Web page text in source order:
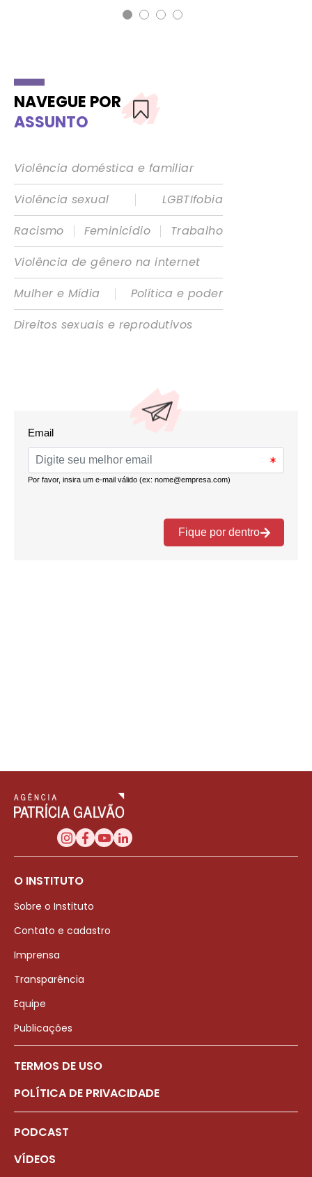
NAVEGUE POR
ASSUNTO
Violência doméstica e familiar
Violência sexual
|
LGBTIfobia
Racismo
| Feminicídio |
Trabalho
Violência de gênero na internet
Mulher e Mídia
|
Política e poder
Direitos sexuais e reprodutivos
O INSTITUTO
Sobre o Instituto
Contato e cadastro
Imprensa
Transparência
Equipe
Publicações
TERMOS DE USO
POLÍTICA DE PRIVACIDADE
PODCAST
VÍDEOS